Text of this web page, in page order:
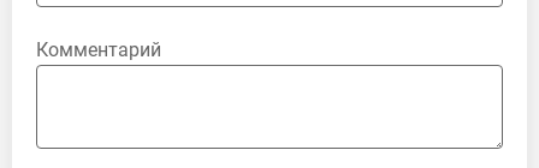
Комментарий